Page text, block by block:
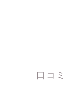
口コ